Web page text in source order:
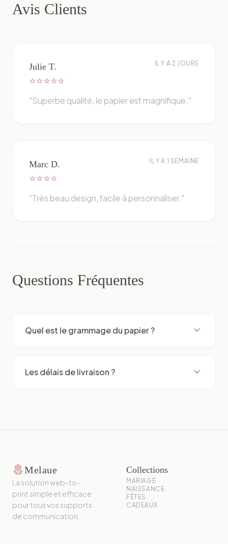
Avis Clients
Julie T.
starstarstarstarstar
IL Y A 2 JOURS
"Superbe qualité, le papier est magnifique."
Marc D.
starstarstarstar
IL Y A 1 SEMAINE
"Très beau design, facile à personnaliser."
Questions Fréquentes
Quel est le grammage du papier ? expand_more
Les délais de livraison ? expand_more
local_floristMelaue
La solution web-to-
print simple et efficace
pour tous vos supports
de communication.
Collections
MARIAGE
NAISSANCE
FÊTES
CADEAUX